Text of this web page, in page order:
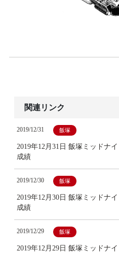
関連リンク
2019/12/31 飯塚
2019年12月31日 飯塚ミッドナ
成績
2019/12/30 飯塚
2019年12月30日 飯塚ミッドナ
成績
2019/12/29 飯塚
2019年12月29日 飯塚ミッドナ